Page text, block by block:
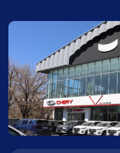
telegram